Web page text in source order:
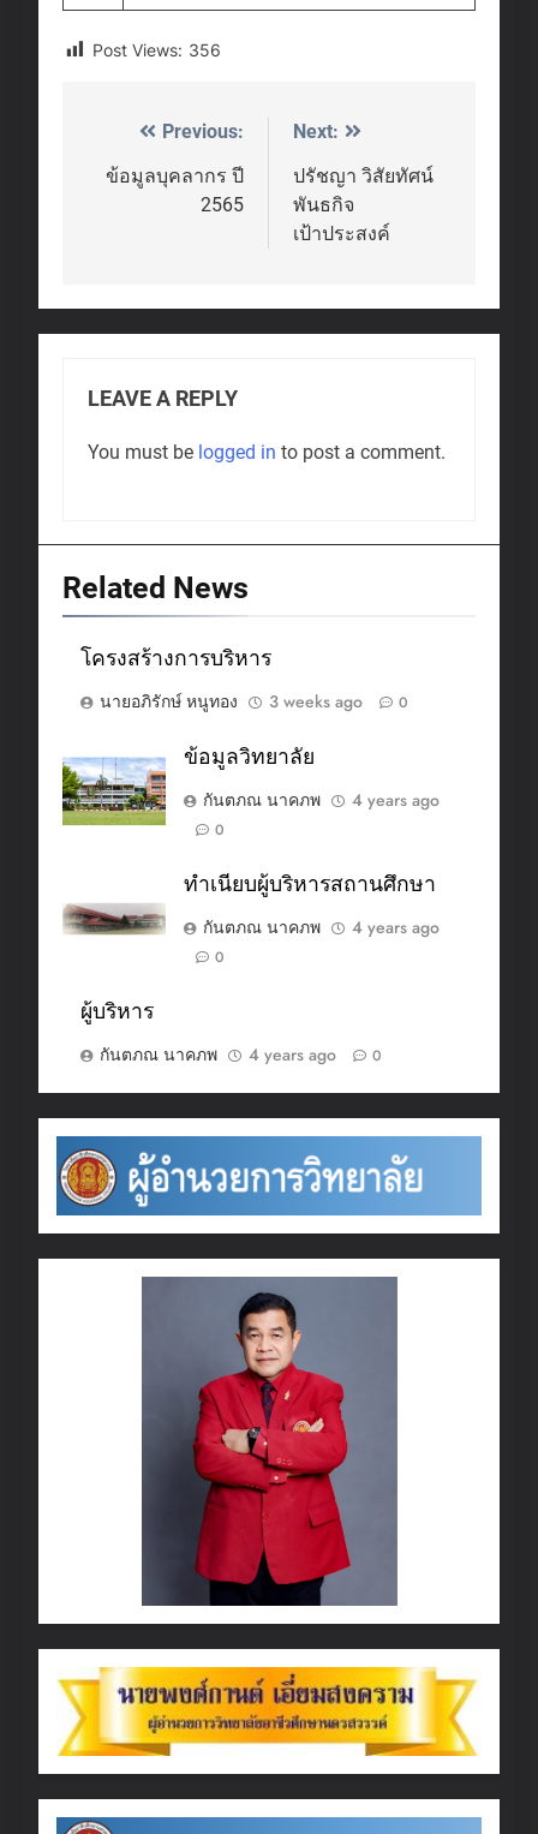
Post Views: 356
Post
navigation
Previous:
ข้อมูลบุคลากร ปี
2565
Next:
ปรัชญา วิสัยทัศน์
พันธกิจ
เป้าประสงค์
LEAVE A REPLY
You must be logged in to post a comment.
Related News
โครงสร้างการบริหาร
นายอภิรักษ์ หนูทอง
3 weeks ago 0
ข้อมูลวิทยาลัย
กันตภณ นาคภพ
4 years ago
0
ทำเนียบผู้บริหารสถานศึกษา
กันตภณ นาคภพ
4 years ago
0
ผู้บริหาร
กันตภณ นาคภพ
4 years ago 0